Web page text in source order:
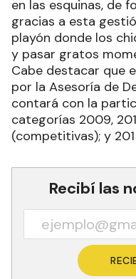
en las esquinas, de
gracias a esta
playón donde los
y pasar gratos
Cabe destacar que
por la Asesoría de
contará con la
categorías 2009,
(competitivas); y
Recibí las